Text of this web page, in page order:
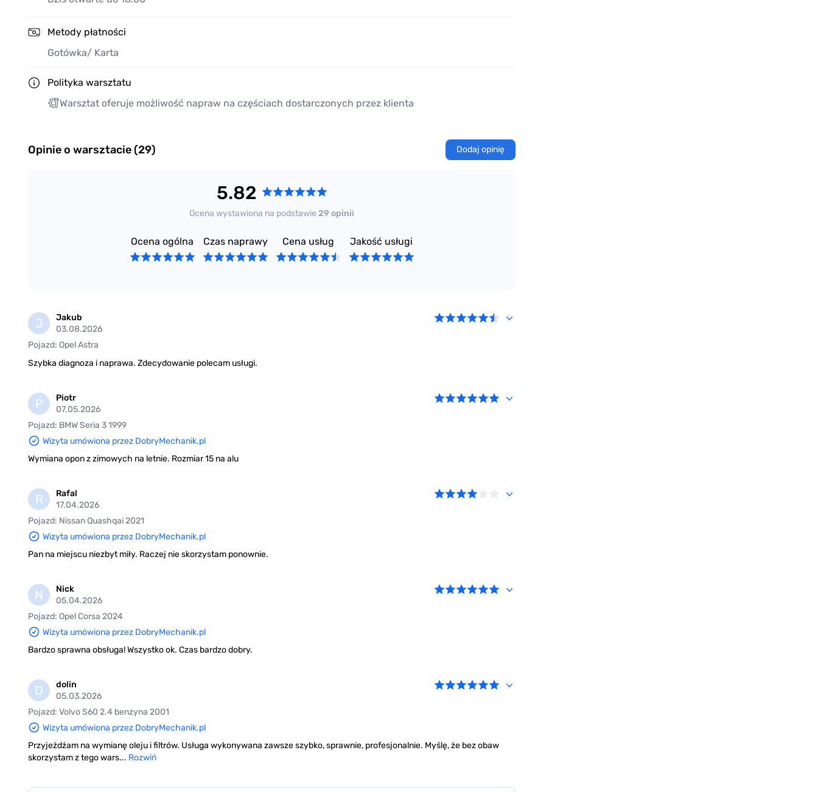
Metody płatności
Gotówka/ Karta
Polityka warsztatu
Warsztat oferuje możliwość napraw na częściach dostarczonych przez klienta
Opinie o warsztacie (29) Dodaj opinię
5.82
Ocena wystawiona na podstawie29 opinii
Ocena ogólna Czas naprawy Cena usług Jakość usługi
J
Jakub
03.08.2026
Pojazd: Opel Astra
Szybka diagnoza i naprawa. Zdecydowanie polecam usługi.
P
Piotr
07.05.2026
Pojazd: BMW Seria 3 1999
Wizyta umówiona przez DobryMechanik.pl
Wymiana opon z zimowych na letnie. Rozmiar 15 na alu
R
Rafal
17.04.2026
Pojazd: Nissan Quashqai 2021
Wizyta umówiona przez DobryMechanik.pl
Pan na miejscu niezbyt miły. Raczej nie skorzystam ponownie.
N
Nick
05.04.2026
Pojazd: Opel Corsa 2024
Wizyta umówiona przez DobryMechanik.pl
Bardzo sprawna obsługa! Wszystko ok. Czas bardzo dobry.
D
dolin
05.03.2026
Pojazd: Volvo S60 2.4 benzyna 2001
Wizyta umówiona przez DobryMechanik.pl
Przyjeżdżam na wymianę oleju i filtrów. Usługa wykonywana zawsze szybko, sprawnie, profesjonalnie. Myślę, że bez obaw
skorzystam z tego wars... Rozwiń